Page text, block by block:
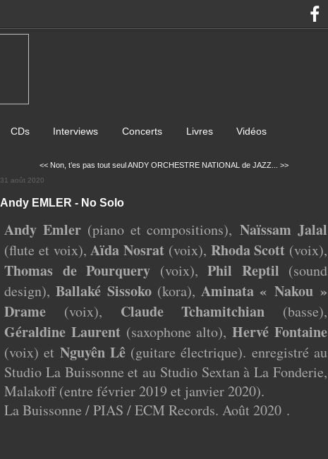
CDs Interviews Concerts Livres Vidéos
<< Non, t’es pas tout seul ANDY ORCHESTRE NATIONAL de JAZZ... >>
31 août 2020
Andy EMLER - No Solo
Andy Emler (piano et compositions),Naïssam Jalal
(flute et voix),Aïda Nosrat (voix), Rhoda Scott (voix),
Thomas de Pourquery (voix), Phil Reptil (sound
design),Ballaké Sissoko(kora),Aminata « Nakou »
Drame (voix), Claude Tchamitchian (basse),
Géraldine Laurent(saxophone alto),Hervé Fontaine
(voix) et Nguyên Lê(guitare électrique). enregistré au
Studio La Buissonne et au Studio Sextan à La Fonderie,
Malakoff (entre février 2019 et janvier 2020).
La Buissonne / PIAS / ECM Records. Août 2020 .